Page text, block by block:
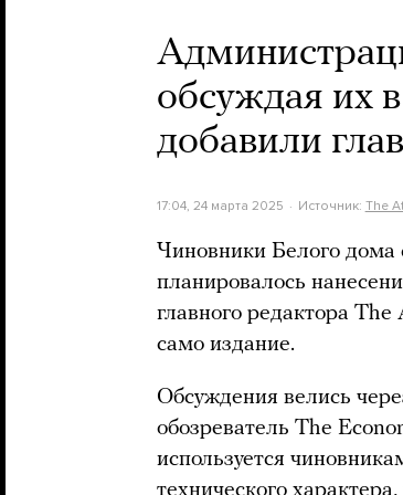
обсуждая их
добавили
17:04, 24 марта 2025 Источник: The
Чиновники Белого дома
планировалось
главного редактора
само издание.
Обсуждения велись
обозреватель The
используется
технического